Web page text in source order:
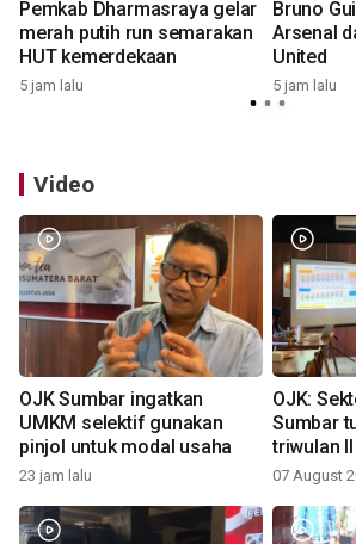
Pemkab Dharmasraya gelar
merah putih run semarakan
HUT kemerdekaan
5 jam lalu
Bruno
Arsenal
United
5 jam lalu
Video
OJK Sumbar ingatkan
UMKM selektif gunakan
pinjol untuk modal usaha
23 jam lalu
OJK:
Sumbar
triwulan
07 August